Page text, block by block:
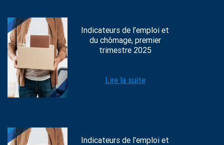
Indicateurs de l’emploi et
du chômage, premier
trimestre 2025
Lire la suite
Indicateurs de l’emploi et